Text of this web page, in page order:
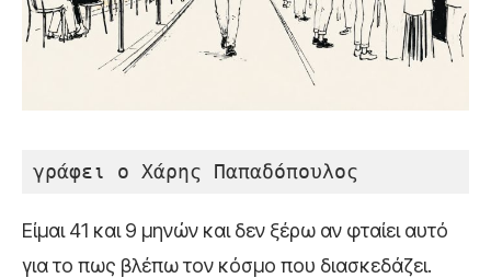
γράφει ο Χάρης Παπαδόπουλος
Είμαι 41 και 9 μηνών και δεν ξέρω αν φταίει αυτό
για το πως βλέπω τον κόσμο που διασκεδάζει.